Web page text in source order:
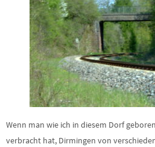
Wenn man wie ich in diesem Dorf
verbracht hat, Dirmingen von